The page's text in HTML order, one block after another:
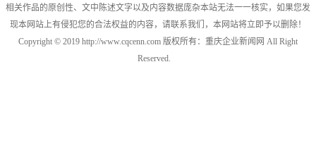
相关作品的原创性、文中陈述文字以及内容数据庞杂本站无法一一核实，如果您发
现本网站上有侵犯您的合法权益的内容，请联系我们，本网站将立即予以删除！
Copyright © 2019 http://www.cqcenn.com 版权所有：重庆企业新闻网 All Right
Reserved.